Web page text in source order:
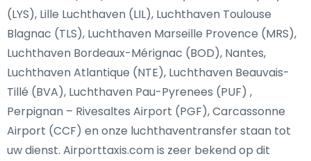
(LYS), Lille Luchthaven (LIL), Luchthaven Toulouse
Blagnac (TLS), Luchthaven Marseille Provence (MRS),
Luchthaven Bordeaux-Mérignac (BOD), Nantes,
Luchthaven Atlantique (NTE), Luchthaven Beauvais-
Tillé (BVA), Luchthaven Pau-Pyrenees (PUF) ,
Perpignan – Rivesaltes Airport (PGF), Carcassonne
Airport (CCF) en onze luchthaventransfer staan tot
uw dienst. Airporttaxis.com is zeer bekend op dit